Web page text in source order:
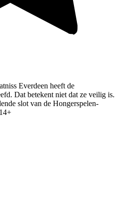
Everdeen heeft de
Dat betekent niet dat ze veilig is.
slot van de Hongerspelen-